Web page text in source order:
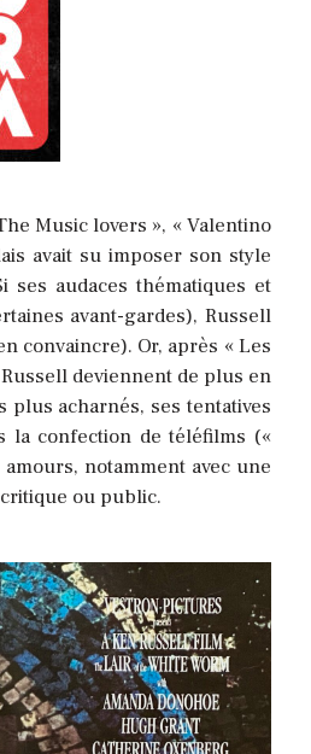
Music lovers », « Valentino
avait su imposer son style
ses audaces thématiques et
avant-gardes), Russell
convaincre). Or, après « Les
deviennent de plus en
plus acharnés, ses tentatives
la confection de téléfilms («
notamment avec une
ou public.